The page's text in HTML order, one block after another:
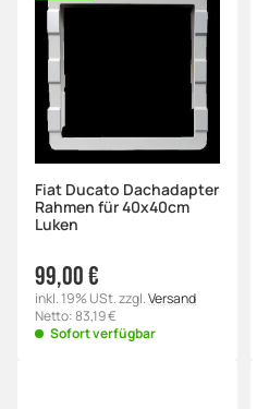
Fiat Ducato Dachadapter
Rahmen für 40x40cm
Luken
99,00 €
inkl. 19% USt. zzgl.Versand
Netto: 83,19 €
Sofort verfügbar